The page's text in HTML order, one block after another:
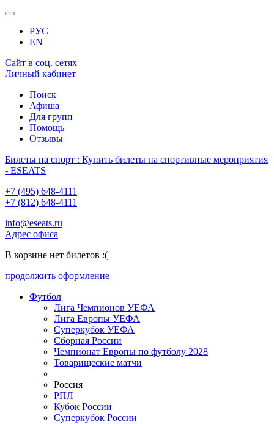
РУС
EN
Сайт в соц. сетях
Личный кабинет
Поиск
Афиша
Для групп
Помощь
Отзывы
Билеты на спорт : Купить билеты на спортивные мероприятия
- ESEATS
+7 (495) 648-4111
+7 (812) 648-4111
info@eseats.ru
Адрес офиса
В корзине нет билетов :(
продолжить оформление
Футбол
Лига Чемпионов УЕФА
Лига Европы УЕФА
Суперкубок УЕФА
Сборная России
Чемпионат Европы по футболу 2028
Товарищеские матчи
Россия
РПЛ
Кубок России
Суперкубок России